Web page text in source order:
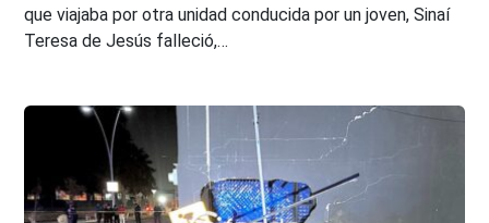
que viajaba por otra unidad conducida por un joven, Sinaí
Teresa de Jesús falleció,…